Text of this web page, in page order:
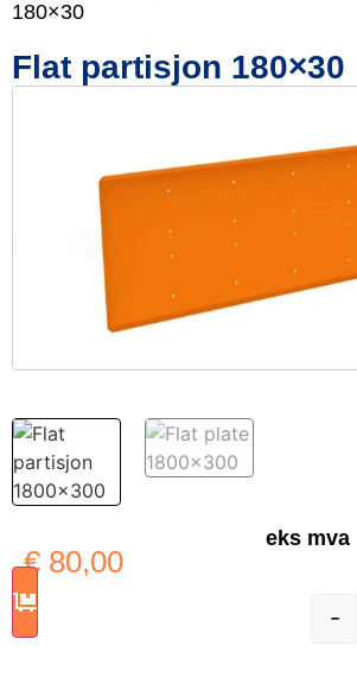
180×30
Flat partisjon 180×30
€ 80,00
eks mva
-